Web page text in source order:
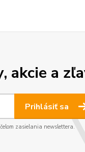
akcie a
Prihlásiť sa
zasielania newslettera.